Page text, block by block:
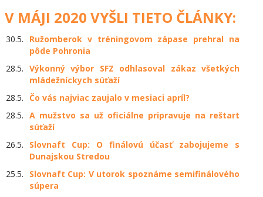
V MÁJI 2020 VYŠLI TIETO ČLÁNKY:
30.5.
Ružomberok v tréningovom zápase prehral na
pôde Pohronia
28.5. Výkonný výbor SFZ odhlasoval zákaz všetkých
mládežníckych súťaží
28.5. Čo vás najviac zaujalo v mesiaci apríl?
28.5. A mužstvo sa už oficiálne pripravuje na reštart
súťaží
26.5.
Slovnaft Cup: O finálovú účasť zabojujeme s
Dunajskou Stredou
25.5.
Slovnaft Cup: V utorok spoznáme semifinálového
súpera